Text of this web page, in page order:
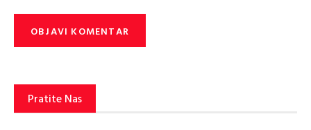
Pratite Nas